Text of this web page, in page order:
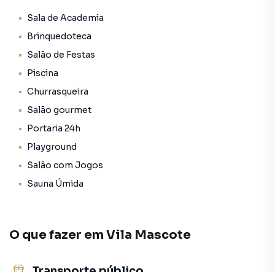
seguro e divertido para brincar e aprender.
- Espaço Gourmet com Churrasqueira: Realize eventos
memoráveis com amigos e familiares no espaço gourmet,
equipado com churrasqueira para refeições ao ar livre.
- Piscina: Nos dias ensolarados, relaxe e dê um mergulho
na piscina do condomínio.
- Salão de Festas: Celebre momentos especiais em grande
estilo no salão de festas do Sky Home.
acesso a comércios locais, transporte público e opções
Sala de Academia
Brinquedoteca
Salão de Festas
Piscina
Churrasqueira
Salão gourmet
Portaria 24h
Playground
Salão com Jogos
Sauna Úmida
O que fazer em Vila Mascote